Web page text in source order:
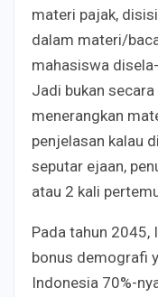
materi pajak,
dalam materi/
mahasiswa
Jadi bukan
menerangkan
penjelasan kalau
seputar ejaan,
atau 2 kali
Pada tahun 2045,
bonus demografi
Indonesia 70%-